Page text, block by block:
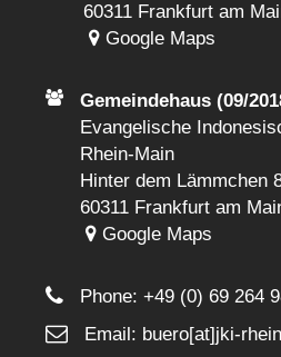
60311 Frankfurt am
Google Maps
Gemeindehaus (09/
Evangelische
Rhein-Main
Hinter dem Lämmchen
60311 Frankfurt am
Google Maps
Phone:+49 (0) 69 264
Email: buero[at]jki-